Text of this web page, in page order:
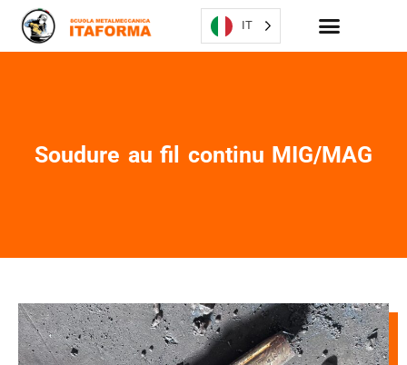
IT
Soudure au fil continu MIG/MAG